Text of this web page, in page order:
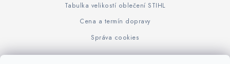
Tabulka velikostí oblečení STIHL
Cena a termín dopravy
Správa cookies